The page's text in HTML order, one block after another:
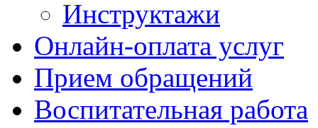
Инструктажи
Онлайн-оплата услуг
Прием обращений
Воспитательная работа